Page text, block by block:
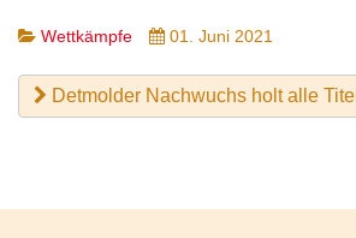
Wettkämpfe 01. Juni 2021
Detmolder Nachwuchs holt alle Titel